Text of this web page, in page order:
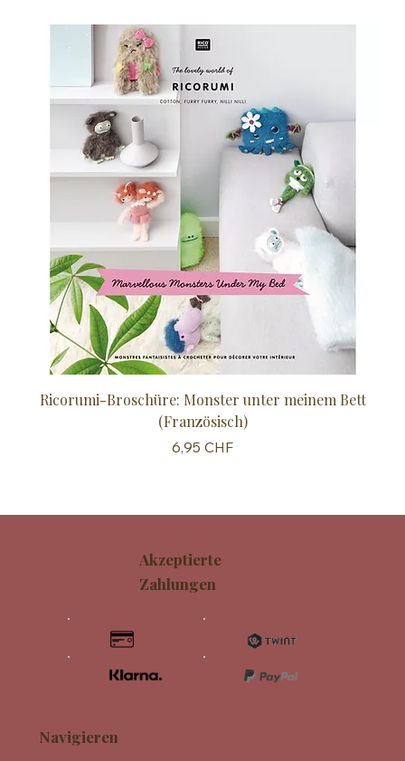
Ricorumi-Broschüre: Monster unter meinem Bett
(Französisch)
Preis
6,95 CHF
Navigieren
Akzeptierte
Zahlungen